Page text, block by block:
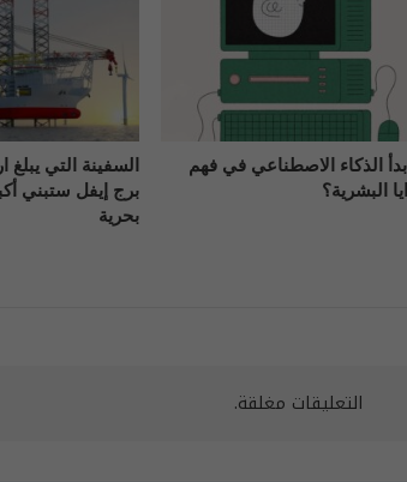
الذكاء الاصطناعي في فهم
البشرية؟
السفينة التي
برج إيفل ستبني
بحرية
التعليقات مغلقة.